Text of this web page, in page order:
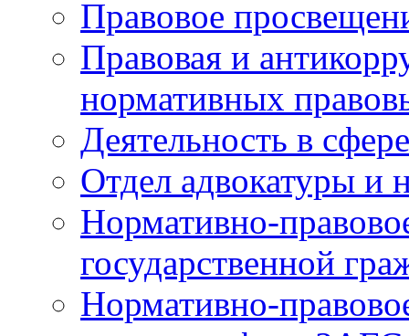
Правовое
Правовая и
нормативных
Деятельность в
Отдел адвокатуры и
Нормативно-
государственной
Нормативно-